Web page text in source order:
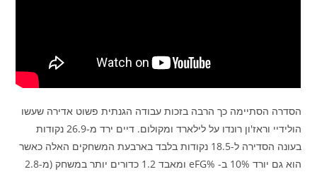
הסדרה הסתיימה כך הרבה בזכות עבודה הגנתית פשוט אדירה שעשו
הולידיי וראז'ון רונדו על לילארד ומקולום. דיים ירד מ-26.9 נקודות
בעונה הסדירה ל-18.5 נקודות בלבד בארבעת המשחקים האלה כאשר
הוא גם יורד 10% ב- %eFG ומאבד 1.2 כדורים יותר במשחק (מ-2.8